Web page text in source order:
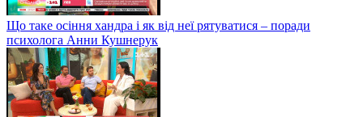
Що таке осіння хандра і як від неї рятуватися – поради
психолога Анни Кушнерук